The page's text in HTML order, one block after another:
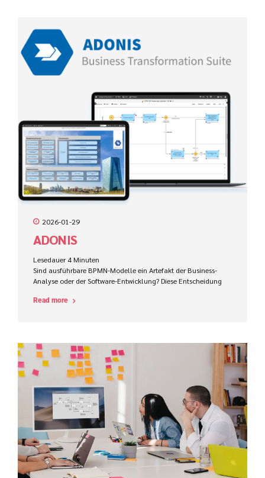
2026-01-29
ADONIS
Lesedauer 4 Minuten
Sind ausführbare BPMN-Modelle ein Artefakt der Business-
Analyse oder der Software-Entwicklung? Diese Entscheidung
den Projekterfolg im ProCode-Bereich maßgeblich.
Read more